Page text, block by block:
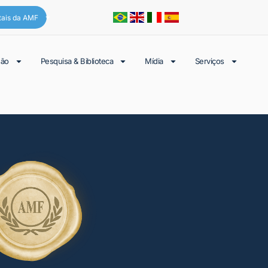
da AMF
Pesquisa & Biblioteca Mídia Serviços